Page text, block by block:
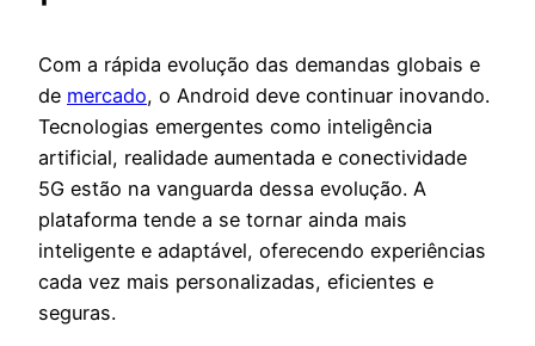
Com a rápida evolução das demandas globais e
de mercado, o Android deve continuar inovando.
Tecnologias emergentes como inteligência
artificial, realidade aumentada e conectividade
5G estão na vanguarda dessa evolução. A
plataforma tende a se tornar ainda mais
inteligente e adaptável, oferecendo experiências
cada vez mais personalizadas, eficientes e
seguras.